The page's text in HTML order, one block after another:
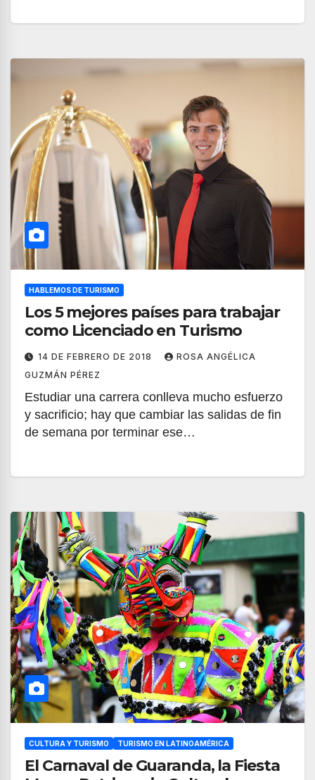
HABLEMOS DE TURISMO
Los 5 mejores países para trabajar
como Licenciado en Turismo
14 DE FEBRERO DE 2018
ROSA ANGÉLICA
GUZMÁN PÉREZ
Estudiar una carrera conlleva mucho esfuerzo
y sacrificio; hay que cambiar las salidas de fin
de semana por terminar ese…
CULTURA Y TURISMO TURISMO EN LATINOAMÉRICA
El Carnaval de Guaranda, la Fiesta